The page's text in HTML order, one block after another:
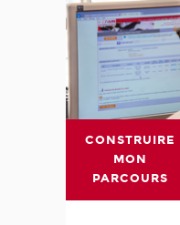
CONSTRUIRE
MON
PARCOURS